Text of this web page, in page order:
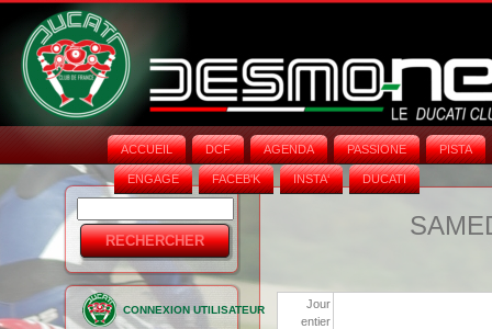
ACCUEIL DCF AGENDA PASSIONE PISTA
ENGAGE FACEB'K INSTA‘ DUCATI
Formulaire
de
recherche
CONNEXION UTILISATEUR
Jour
entier